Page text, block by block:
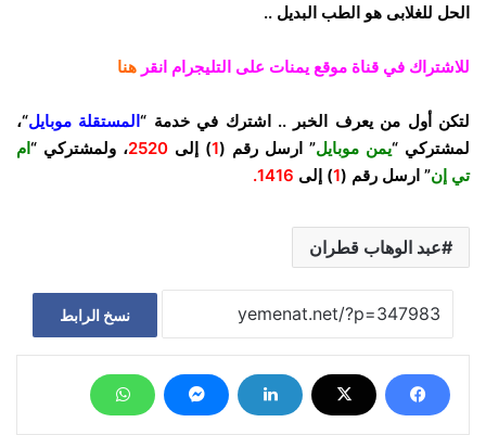
الحل للغلابى هو الطب البديل ..
للاشتراك في قناة موقع يمنات على التليجرام انقر هنا
لتكن أول من يعرف الخبر .. اشترك في خدمة “المستقلة موبايل“،
لمشتركي “يمن موبايل” ارسل رقم (1) إلى 2520، ولمشتركي “ام
تي إن” ارسل رقم (1) إلى 1416.
عبد الوهاب قطران
نسخ الرابط